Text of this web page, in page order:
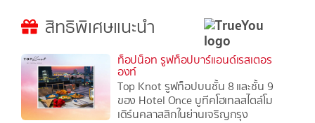
สิทธิพิเศษแนะนำ
ท็อปน็อท รูฟท็อปบาร์แอนด์เรสเตอร
องท์
Top Knot รูฟท็อปบนชั้น 8 และชั้น 9
ของ Hotel Once บูทีคโฮเทลสไตล์โม
เดิร์นคลาสสิกในย่านเจริญกรุง